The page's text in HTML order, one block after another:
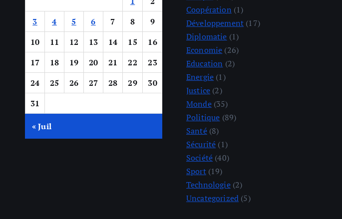
3
4 5 6 7 8
9
10
11 12 13 14 15
16
17
18 19 20 21 22
23
24
25 26 27 28 29
30
31
« Juil
Coopération (1)
Développement (17)
Diplomatie (1)
Economie (26)
Education (2)
Energie (1)
Justice (2)
Monde(35)
Politique (89)
Santé(8)
Sécurité (1)
Société (40)
Sport(19)
Technologie(2)
Uncategorized (5)